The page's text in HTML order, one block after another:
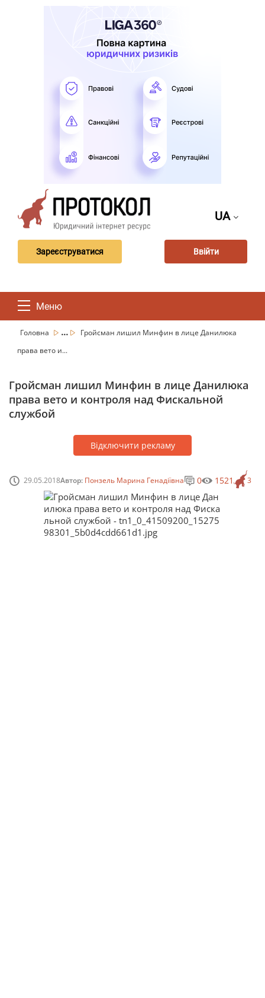
UA
Зареєструватися Ввійти
Меню
Головна ...
Гройсман лишил Минфин в лице Данилюка
права вето и...
Гройсман лишил Минфин в лице Данилюка
права вето и контроля над Фискальной
службой
Відключити рекламу
29.05.2018Автор: Понзель Марина Генадіївна 3
0 1521